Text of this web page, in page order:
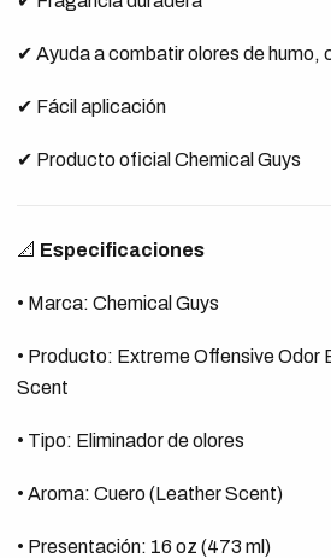
✔ Ayuda a combatir olores de humo,
✔ Fácil aplicación
✔ Producto oficial Chemical Guys
📐 Especificaciones
• Marca: Chemical Guys
• Producto: Extreme Offensive Odor
Scent
• Tipo: Eliminador de olores
• Aroma: Cuero (Leather Scent)
• Presentación: 16 oz (473 ml)